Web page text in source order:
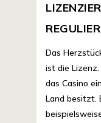
Das
ist die
das Casino
Land besitzt.